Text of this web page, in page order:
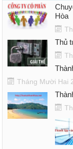
Hòa
Thủ
Tháng Mười Hai